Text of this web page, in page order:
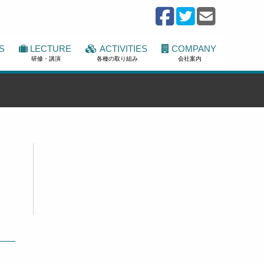
LECTURE
研修・講演
ACTIVITIES
各種の取り組み
COMPANY
会社案内